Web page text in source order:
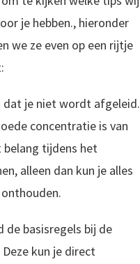
je hebben., hieronder
we ze even op een rijtje
dat je niet wordt afgeleid.
concentratie is van
tijdens het
alleen dan kun je alles
de basisregels bij de
Deze kun je direct